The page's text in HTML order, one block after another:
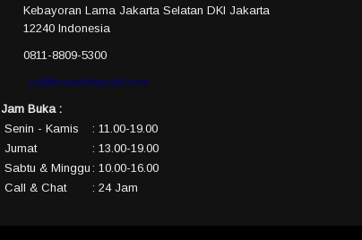
Kebayoran Lama Jakarta Selatan DKI Jakarta
12240 Indonesia
0811-8809-5300
cs@broadwaysuit.com
Jam Buka :
Senin - Kamis
: 11.00-19.00
Jumat
: 13.00-19.00
Sabtu & Minggu : 10.00-16.00
Call & Chat
: 24 Jam